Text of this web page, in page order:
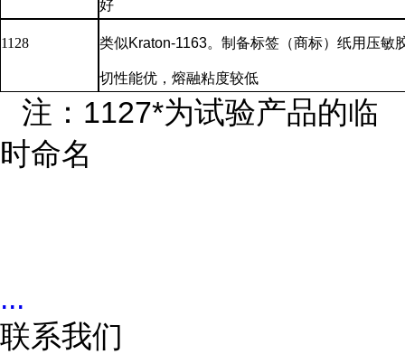
好
1128 类似Kraton-1163。制备标签（商标）纸用压敏
切性能优，熔融粘度较低
注： 1127*为试验产品的临
时命名
...
联系我们